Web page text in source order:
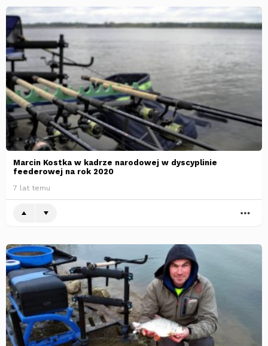
Marcin Kostka w kadrze narodowej w dyscyplinie
feederowej na rok 2020
7 lat temu